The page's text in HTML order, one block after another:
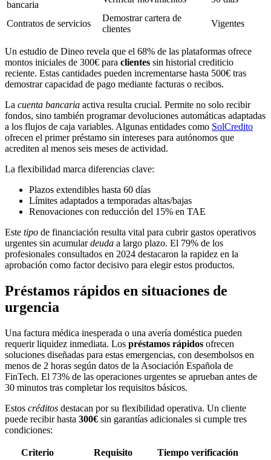
bancaria
Contratos de servicios
Demostrar cartera de
clientes
Vigentes
Un estudio de Dineo revela que el 68% de las plataformas ofrece
montos iniciales de 300€ para clientes sin historial crediticio
reciente. Estas cantidades pueden incrementarse hasta 500€ tras
demostrar capacidad de pago mediante facturas o recibos.
La cuenta bancaria activa resulta crucial. Permite no solo recibir
fondos, sino también programar devoluciones automáticas adaptadas
a los flujos de caja variables. Algunas entidades como SolCredito
ofrecen el primer préstamo sin intereses para autónomos que
acrediten al menos seis meses de actividad.
La flexibilidad marca diferencias clave:
Plazos extendibles hasta 60 días
Límites adaptados a temporadas altas/bajas
Renovaciones con reducción del 15% en TAE
Este tipo de financiación resulta vital para cubrir gastos operativos
urgentes sin acumulardeuda a largo plazo. El 79% de los
profesionales consultados en 2024 destacaron la rapidez en la
aprobación como factor decisivo para elegir estos productos.
Préstamos rápidos en situaciones de
urgencia
Una factura médica inesperada o una avería doméstica pueden
requerir liquidez inmediata. Los préstamos rápidos ofrecen
soluciones diseñadas para estas emergencias, con desembolsos en
menos de 2 horas según datos de la Asociación Española de
FinTech. El 73% de las operaciones urgentes se aprueban antes de
30 minutos tras completar los requisitos básicos.
Estos créditos destacan por su flexibilidad operativa. Un cliente
puede recibir hasta 300€ sin garantías adicionales si cumple tres
condiciones:
Criterio Requisito
Tiempo verificación